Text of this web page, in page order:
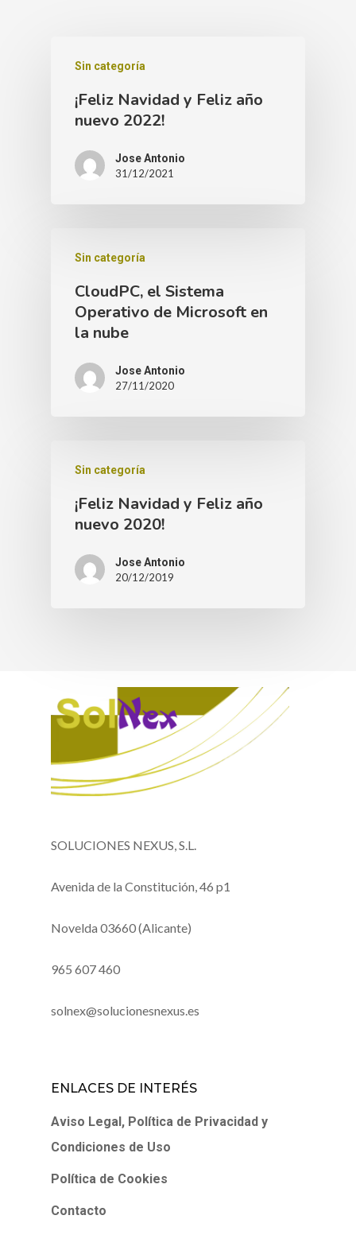
Sin categoría
¡Feliz Navidad y Feliz año
nuevo 2022!
Jose Antonio
31/12/2021
Sin categoría
CloudPC, el Sistema
Operativo de Microsoft en
la nube
Jose Antonio
27/11/2020
Sin categoría
¡Feliz Navidad y Feliz año
nuevo 2020!
Jose Antonio
20/12/2019
SOLUCIONES NEXUS, S.L.
Avenida de la Constitución, 46 p1
Novelda 03660 (Alicante)
965 607 460
solnex@solucionesnexus.es
ENLACES DE INTERÉS
Aviso Legal, Política de Privacidad y
Condiciones de Uso
Política de Cookies
Contacto